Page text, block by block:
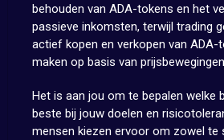
behouden van ADA-tokens en het
passieve inkomsten, terwijl trading
actief kopen en verkopen van
maken op basis van
Het is aan jou om te bepalen welke
beste bij jouw doelen en
mensen kiezen ervoor om zowel te